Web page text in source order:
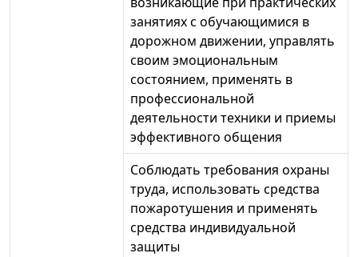
занятиях с обучающимися в
дорожном движении, управлять
своим эмоциональным
состоянием, применять в
профессиональной
деятельности техники и приемы
эффективного общения
Соблюдать требования охраны
труда, использовать средства
пожаротушения и применять
средства индивидуальной
защиты